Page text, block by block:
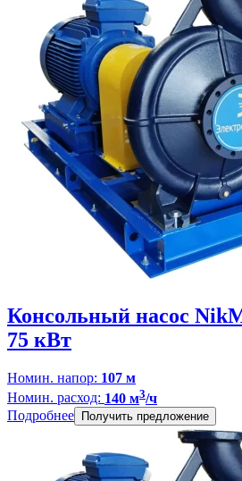
Консольный насос
75 кВт
Номин. напор: 107 м
Номин. расход: 140 м3/ч
Подробнее Получить предложение